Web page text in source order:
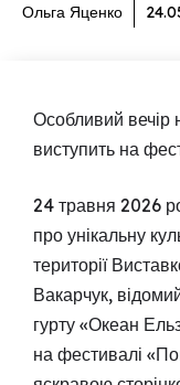
Ольга Яценко
Особливий
виступить на
24 травня 2026
про унікальну
території
Вакарчук,
гурту «Океан
на фестивалі